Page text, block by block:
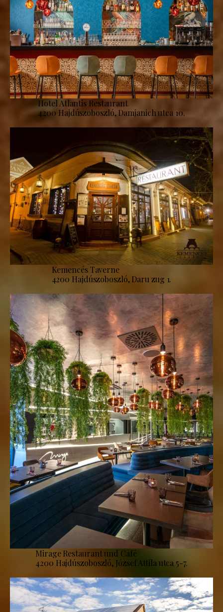
Hotel Atlantis Restaurant
4200 Hajdúszoboszló, Damjanich utca 10.
Kemencés Taverne
4200 Hajdúszoboszló, Daru zug 1.
Mirage Restaurant und Café
4200 Hajdúszoboszló, József Attila utca 5-7.